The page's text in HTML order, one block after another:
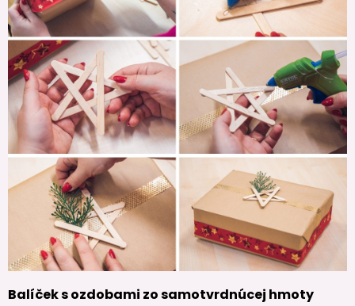
Balíček s ozdobami zo samotvrdnúcej hmoty